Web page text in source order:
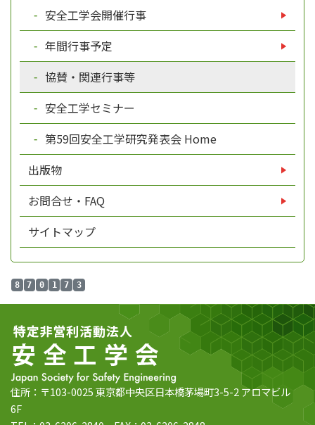
安全工学会開催行事
年間行事予定
協賛・関連行事等
安全工学セミナー
第59回安全工学研究発表会 Home
出版物
お問合せ・FAQ
サイトマップ
8 7 0 1 7 3
住所：〒103-0025 東京都中央区日本橋茅場町3-5-2 アロマビル
6F